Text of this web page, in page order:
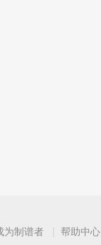
为制谱者 帮助中心